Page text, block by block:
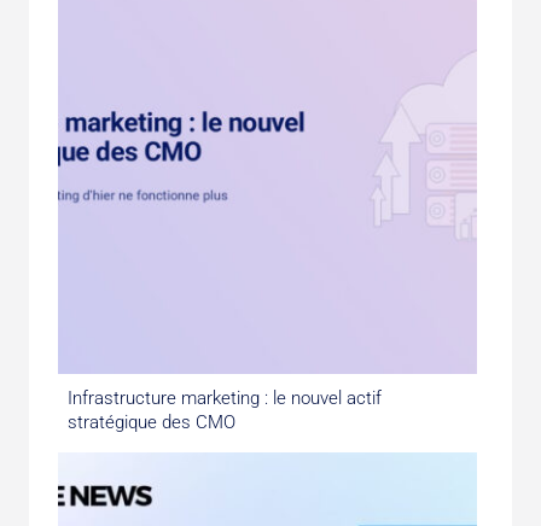
Infrastructure marketing : le nouvel actif
stratégique des CMO